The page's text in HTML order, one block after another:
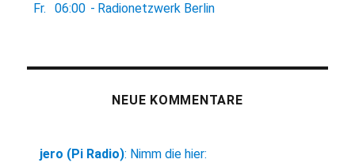
Fr.
06:00 - Radionetzwerk Berlin
NEUE KOMMENTARE
jero (Pi Radio): Nimm die hier: